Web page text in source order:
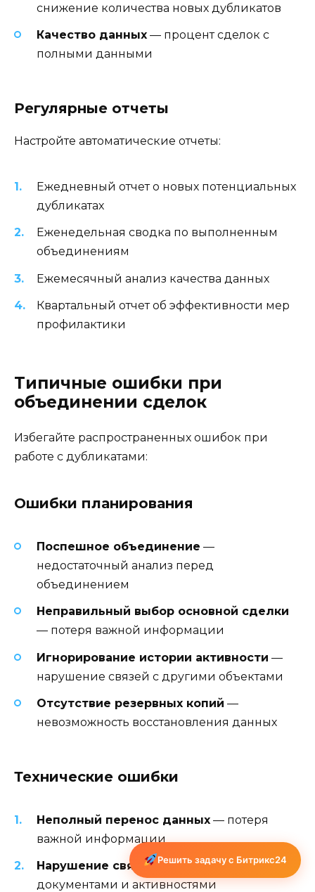
снижение количества новых дубликатов
Качество данных — процент сделок с
полными данными
Регулярные отчеты
Настройте автоматические отчеты:
Ежедневный отчет о новых потенциальных
дубликатах
Еженедельная сводка по выполненным
объединениям
Ежемесячный анализ качества данных
Квартальный отчет об эффективности мер
профилактики
Типичные ошибки при
объединении сделок
Избегайте распространенных ошибок при
работе с дубликатами:
Ошибки планирования
Поспешное объединение —
недостаточный анализ перед
объединением
Неправильный выбор основной сделки
— потеря важной информации
Игнорирование истории активности —
нарушение связей с другими объектами
Отсутствие резервных копий —
невозможность восстановления данных
Технические ошибки
Неполный перенос данных — потеря
важной информации
Нарушение связей — разрыв связей с
документами и активностями
Решить задачу с Битрикс24